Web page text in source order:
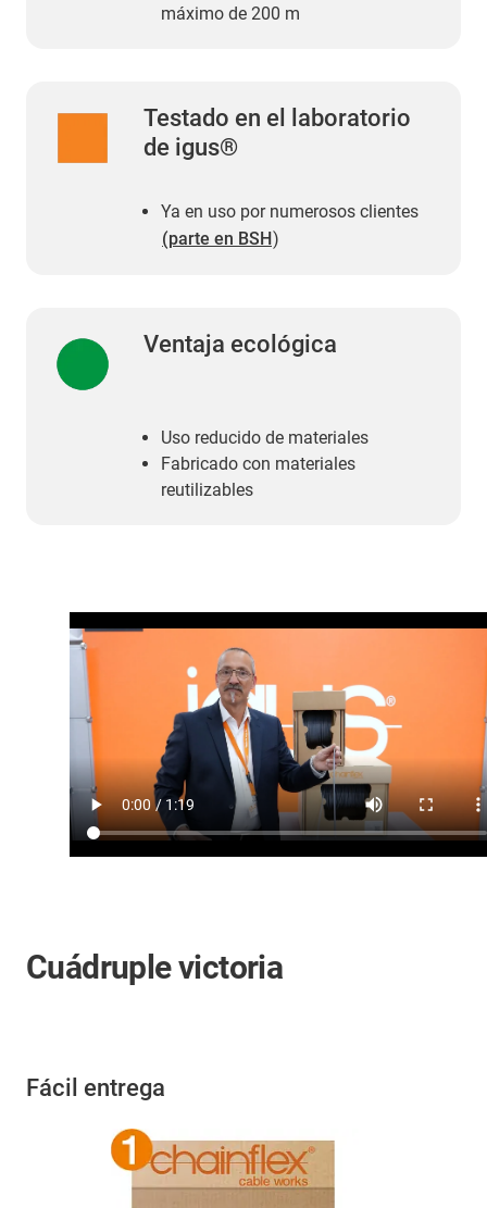
máximo de 200 m
Testado en el laboratorio
de igus®
Ya en uso por numerosos clientes
(parte en BSH)
Ventaja ecológica
Uso reducido de materiales
Fabricado con materiales
reutilizables
Cuádruple victoria
Fácil entrega